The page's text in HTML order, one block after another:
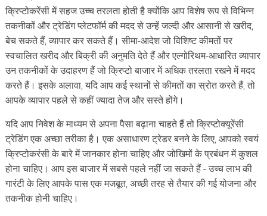
क्रिप्टोकरेंसी में सहज उच्च तरलता होती है क्योंकि आप विशेष रूप से विभिन्न
तकनीकों और ट्रेडिंग प्लेटफॉर्म की मदद से उन्हें जल्दी और आसानी से खरीद,
बेच सकते हैं, व्यापार कर सकते हैं। सीमा-आदेश जो विशिष्ट कीमतों पर
स्वचालित खरीद और बिक्री की अनुमति देते हैं और एल्गोरिथम-आधारित व्यापार
उन तकनीकों के उदाहरण हैं जो क्रिप्टो बाजार में अधिक तरलता रखने में मदद
करते हैं। इसके अलावा, यदि आप कई स्थानों से कीमतों का स्रोत करते हैं, तो
आपके व्यापार पहले से कहीं ज्यादा तेज और सस्ते होंगे।
यदि आप निवेश के माध्यम से अपना पैसा बढ़ाना चाहते हैं तो क्रिप्टोक्यूरेंसी
ट्रेडिंग एक अच्छा तरीका है। एक असाधारण ट्रेडर बनने के लिए, आपको स्वयं
क्रिप्टोकरंसी के बारे में जानकार होना चाहिए और जोखिमों के प्रबंधन में कुशल
होना चाहिए। आप इस बाजार में सबसे पहले नहीं जा सकते हैं - उच्च लाभ की
गारंटी के लिए आपके पास एक मजबूत, अच्छी तरह से तैयार की गई योजना और
तकनीक होनी चाहिए।